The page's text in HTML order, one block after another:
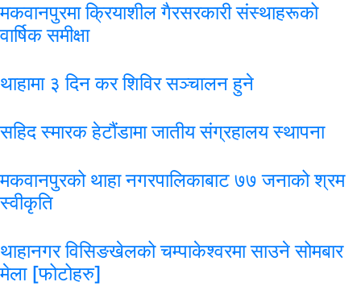
मकवानपुरमा क्रियाशील गैरसरकारी संस्थाहरूको
वार्षिक समीक्षा
थाहामा ३ दिन कर शिविर सञ्चालन हुने
सहिद स्मारक हेटौंडामा जातीय संग्रहालय स्थापना
मकवानपुरको थाहा नगरपालिकाबाट ७७ जनाको श्रम
स्वीकृति
थाहानगर विसिङखेलको चम्पाकेश्वरमा साउने सोमबार
मेला [फोटोहरु]